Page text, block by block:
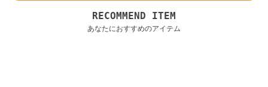
RECOMMEND ITEM
あなたにおすすめのアイテム